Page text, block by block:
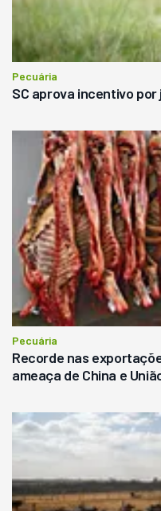
Pecuária
SC aprova incentivo
Pecuária
Recorde nas
ameaça de China e